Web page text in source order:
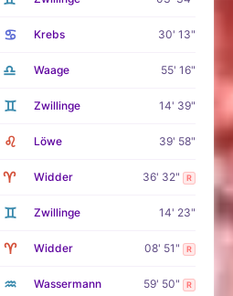
♋ Krebs 30' 13"
♎ Waage 55' 16"
♊ Zwillinge 14' 39"
♌ Löwe 39' 58"
♈ Widder 36' 32" R
♊ Zwillinge 14' 23"
♈ Widder 08' 51" R
♒ Wassermann 59' 50" R